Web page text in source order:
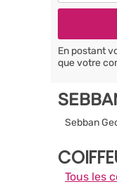
En postant
que votre
Sebban
Tous les